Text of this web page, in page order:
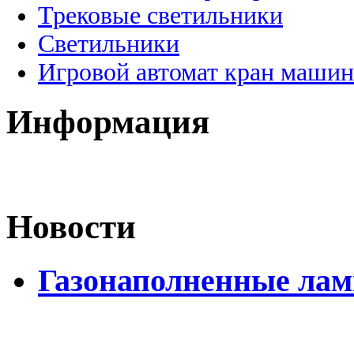
Трековые светильники
Светильники
Игровой автомат кран
Информация
Новости
Газонаполненные